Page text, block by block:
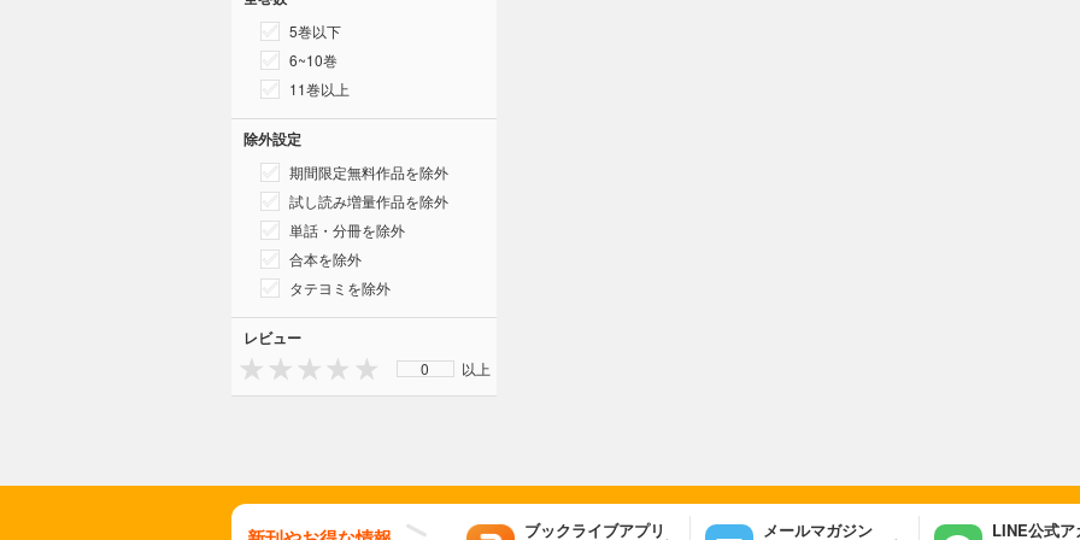
5巻以下
6~10巻
11巻以上
除外設定
期間限定無料作品を除外
試し読み増量作品を除外
単話・分冊を除外
合本を除外
タテヨミを除外
レビュー
0 以上
ブックライブアプリ メールマガジン LINE公式ア